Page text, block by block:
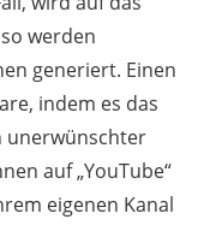
werden
generiert. Einen
indem es das
unerwünschter
auf „YouTube“
eigenen Kanal